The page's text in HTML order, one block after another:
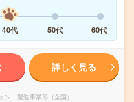
40代 50代 60代
詳しく見る
ン 製造事業部（全国）